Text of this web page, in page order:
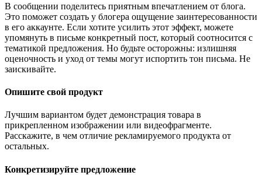
В сообщении поделитесь приятным впечатлением от блога.
Это поможет создать у блогера ощущение заинтересованности
в его аккаунте. Если хотите усилить этот эффект, можете
упомянуть в письме конкретный пост, который соотносится с
тематикой предложения. Но будьте осторожны: излишняя
оценочность и уход от темы могут испортить тон письма. Не
заискивайте.
Опишите свой продукт
Лучшим вариантом будет демонстрация товара в
прикрепленном изображении или видеофрагменте.
Расскажите, в чем отличие рекламируемого продукта от
остальных.
Конкретизируйте предложение